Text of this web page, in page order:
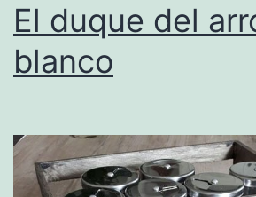
El duque del
blanco